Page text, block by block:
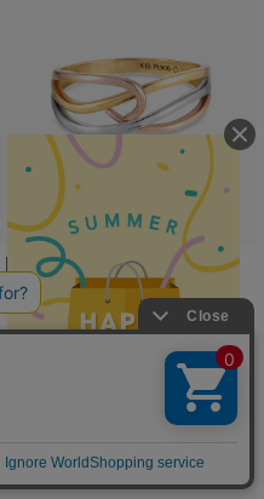
SOLDOUT
bijou SOPHIA
Pt900/K18YG/K18PG リング